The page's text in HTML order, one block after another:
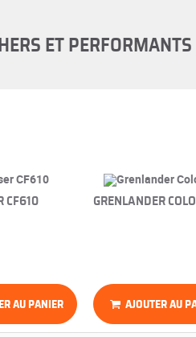
ET PERFORMANTS
CF610 GRENLANDER
AU PANIER AJOUTER AU